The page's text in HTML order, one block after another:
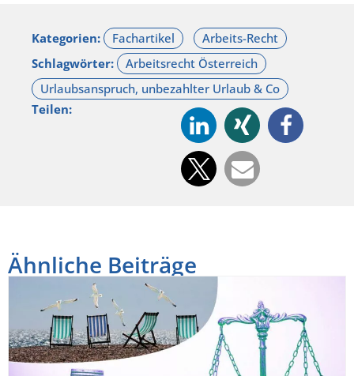
Kategorien:
Schlagwörter:
Teilen:
Ähnliche Beiträge